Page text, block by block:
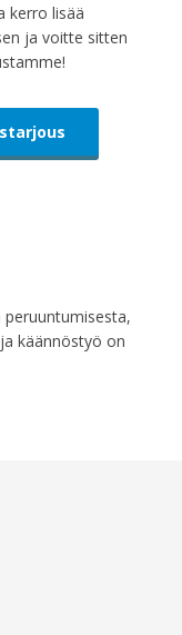
kerro lisää
ja voitte sitten
käännöstyö on